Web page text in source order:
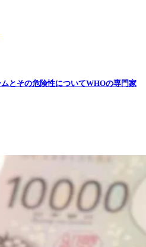
とその危険性についてWHOの専門家